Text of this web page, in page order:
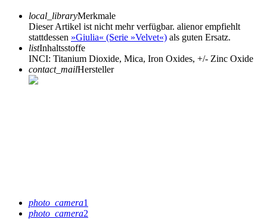
local_libraryMerkmale
Dieser Artikel ist nicht mehr verfügbar. alienor empfiehlt
stattdessen »Giulia« (Serie »Velvet«) als guten Ersatz.
listInhaltsstoffe
INCI: Titanium Dioxide, Mica, Iron Oxides, +/- Zinc Oxide
contact_mailHersteller
photo_camera1
photo_camera2